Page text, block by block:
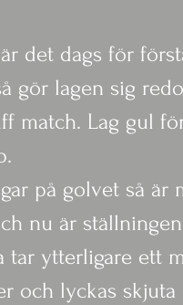
det dags för
gör lagen sig
match. Lag gul
på golvet så är
nu är
tar ytterligare ett
och lyckas